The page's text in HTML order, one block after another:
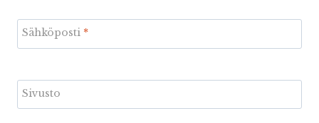
Sähköposti *
Sivusto